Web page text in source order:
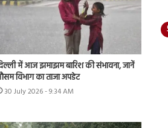
में आज झमाझम बारिश की संभावना, जानें
विभाग का ताजा अपडेट
30 July 2026 - 9:34 AM